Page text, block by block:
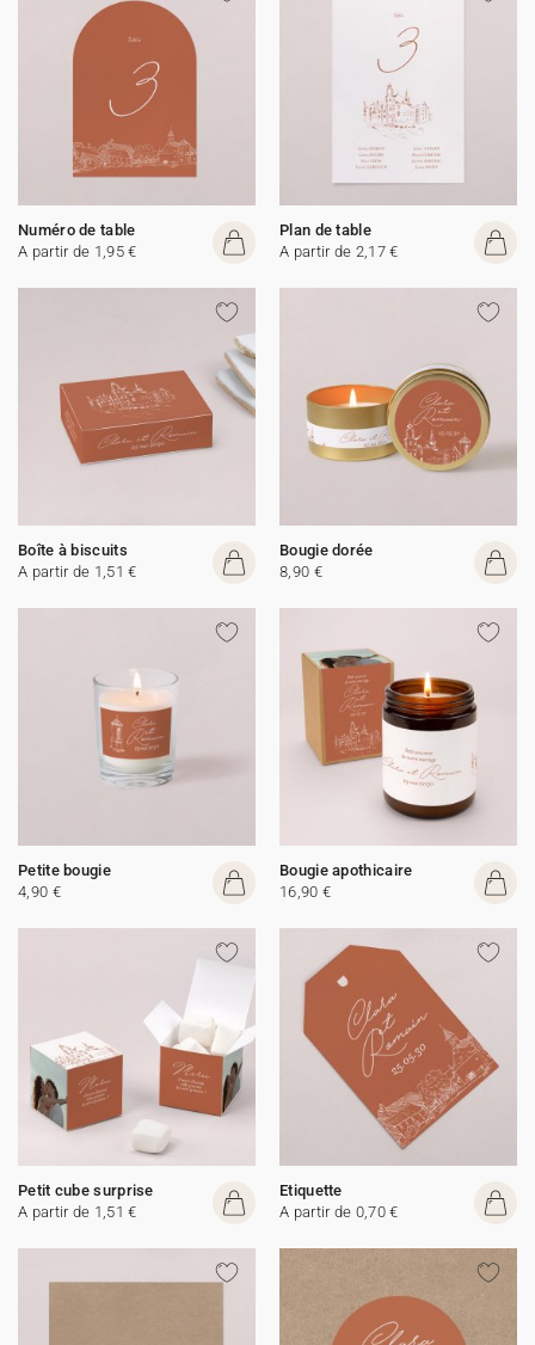
Numéro de table
A partir de 1,95 €
Plan de table
A partir de 2,17 €
Boîte à biscuits
A partir de 1,51 €
Bougie dorée
8,90 €
Petite bougie
4,90 €
Bougie apothicaire
16,90 €
Petit cube surprise
A partir de 1,51 €
Etiquette
A partir de 0,70 €